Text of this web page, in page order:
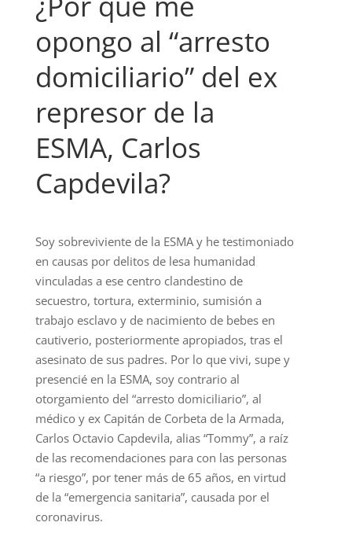
opongo al “arresto
domiciliario” del ex
represor de la
ESMA, Carlos
Capdevila?
Soy sobreviviente de la ESMA y he testimoniado
en causas por delitos de lesa humanidad
vinculadas a ese centro clandestino de
secuestro, tortura, exterminio, sumisión a
trabajo esclavo y de nacimiento de bebes en
cautiverio, posteriormente apropiados, tras el
asesinato de sus padres. Por lo que vivi, supe y
presencié en la ESMA, soy contrario al
otorgamiento del “arresto domiciliario”, al
médico y ex Capitán de Corbeta de la Armada,
Carlos Octavio Capdevila, alias “Tommy”, a raíz
de las recomendaciones para con las personas
“a riesgo”, por tener más de 65 años, en virtud
de la “emergencia sanitaria”, causada por el
coronavirus.